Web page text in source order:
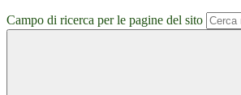
Campo di ricerca per le pagine del sito